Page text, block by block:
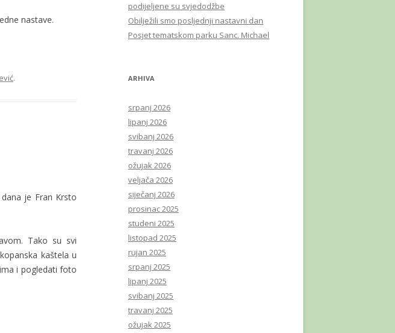
nastave.
.
je Fran Krsto
Tako su svi
kaštela u
i pogledati foto
podijeljene su svjedodžbe
Obilježili smo posljednji nastavni dan
Posjet tematskom parku Sanc. Michael
ARHIVA
srpanj 2026
lipanj 2026
svibanj 2026
travanj 2026
ožujak 2026
veljača 2026
siječanj 2026
prosinac 2025
studeni 2025
listopad 2025
rujan 2025
srpanj 2025
lipanj 2025
svibanj 2025
travanj 2025
ožujak 2025